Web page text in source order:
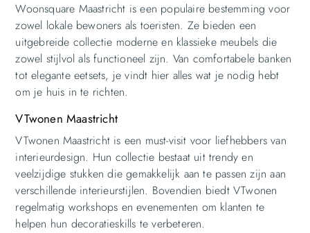
Woonsquare Maastricht is een populaire bestemming voor
zowel lokale bewoners als toeristen. Ze bieden een
uitgebreide collectie moderne en klassieke meubels die
zowel stijlvol als functioneel zijn. Van comfortabele banken
tot elegante eetsets, je vindt hier alles wat je nodig hebt
om je huis in te richten.
VTwonen Maastricht
VTwonen Maastricht is een must-visit voor liefhebbers van
interieurdesign. Hun collectie bestaat uit trendy en
veelzijdige stukken die gemakkelijk aan te passen zijn aan
verschillende interieurstijlen. Bovendien biedt VTwonen
regelmatig workshops en evenementen om klanten te
helpen hun decoratieskills te verbeteren.